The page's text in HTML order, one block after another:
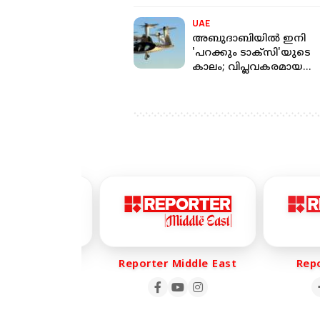
UAE
അബുദാബിയിൽ ഇനി
'പറക്കും ടാക്സി'യുടെ
കാലം; വിപ്ലവകരമായ
Reporter Middle East